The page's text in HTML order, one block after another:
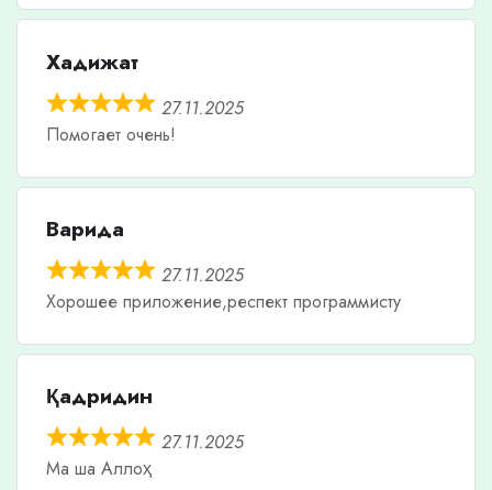
Хадижат
27.11.2025
Помогает очень!
Варида
27.11.2025
Хорошее приложение,респект программисту
Қадридин
27.11.2025
Ма ша Аллоҳ